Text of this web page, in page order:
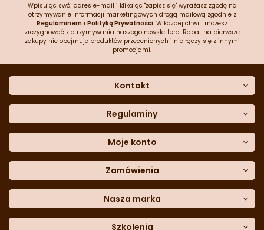
Wpisując swój adres e-mail i klikając "zapisz się" wyrażasz zgodę na
otrzymywanie informacji marketingowych drogą mailową zgodnie z
Regulaminem i Polityką Prywatności. W każdej chwili możesz
zrezygnować z otrzymywania naszego newslettera. Rabat na pierwsze
zakupy nie obejmuje produktów przecenionych i nie łączy się z innymi
promocjami.
Kontakt
Dane kontaktowe
Często zadawane pytania
Sklep stacjonarny
Formularz kontaktowy
Blog
telefon:601 767 272
Regulaminy
Polityka prywatności
Polityka cookies
Polityka reklamacji
Polityka zwrotów
Dostępność cyfrowa
Moje konto
Moje dane
Historia zamówień
Lista ulubionych
Moje rabaty
Zamówienia
Metody płatności
Dane do przelewu
Formularzreklamacji
Nasza marka
Trio Gelato
Szkolenia